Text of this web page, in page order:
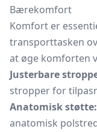
Bærekomfort
Komfort er
transporttasken
at øge komforten
Justerbare
stropper for
Anatomisk støtte:
anatomisk